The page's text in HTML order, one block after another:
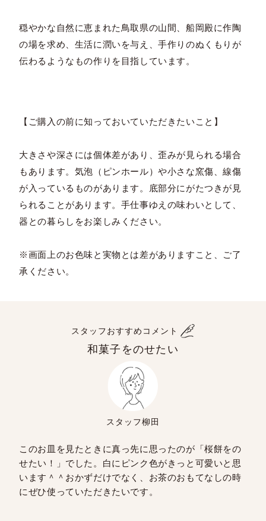
穏やかな自然に恵まれた鳥取県の山間、船岡殿に作陶
の場を求め、生活に潤いを与え、手作りのぬくもりが
伝わるようなもの作りを目指しています。
【ご購入の前に知っておいていただきたいこと】
大きさや深さには個体差があり、歪みが見られる場合
もあります。気泡（ピンホール）や小さな窯傷、線傷
が入っているものがあります。底部分にがたつきが見
られることがあります。手仕事ゆえの味わいとして、
器との暮らしをお楽しみください。
※画面上のお色味と実物とは差がありますこと、ご了
承ください。
スタッフおすすめコメント
和菓子をのせたい
スタッフ柳田
このお皿を見たときに真っ先に思ったのが「桜餅をの
せたい！」でした。白にピンク色がきっと可愛いと思
います＾＾おかずだけでなく、お茶のおもてなしの時
にぜひ使っていただきたいです。